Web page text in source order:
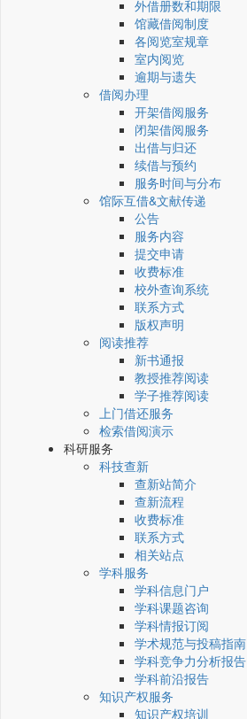
外借册数和期限
馆藏借阅制度
各阅览室规章
室内阅览
逾期与遗失
借阅办理
开架借阅服务
闭架借阅服务
出借与归还
续借与预约
服务时间与分布
馆际互借&文献传递
公告
服务内容
提交申请
收费标准
校外查询系统
联系方式
版权声明
阅读推荐
新书通报
教授推荐阅读
学子推荐阅读
上门借还服务
检索借阅演示
科研服务
科技查新
查新站简介
查新流程
收费标准
联系方式
相关站点
学科服务
学科信息门户
学科课题咨询
学科情报订阅
学术规范与投稿指南
学科竞争力分析报告
学科前沿报告
知识产权服务
知识产权培训